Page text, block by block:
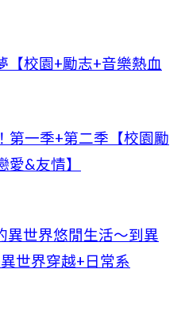
【校園+勵志+音樂熱血
第一季+第二季【校園勵
&友情】
異世界悠閒生活～到異
世界穿越+日常系